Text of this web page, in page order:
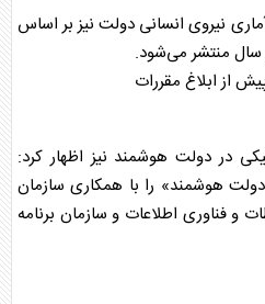
نیروی انسانی دولت نیز بر اساس
سال منتشر می‌شود.
از ابلاغ مقررات
در دولت هوشمند نیز اظهار کرد:
هوشمند» را با همکاری سازمان
و فناوری اطلاعات و سازمان برنامه